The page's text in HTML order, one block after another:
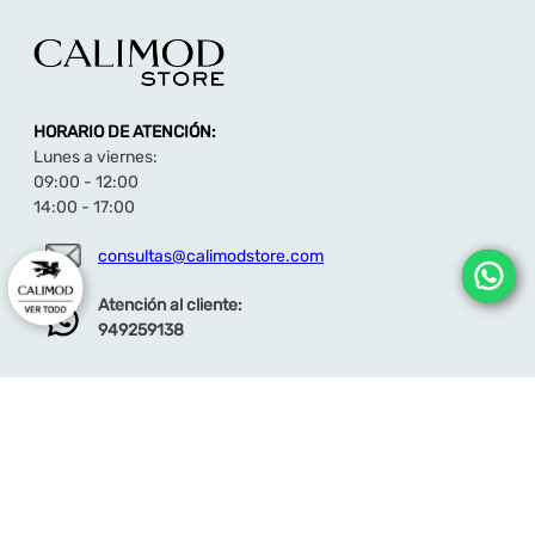
HORARIO DE ATENCIÓN:
Lunes a viernes:
09:00 - 12:00
14:00 - 17:00
consultas@calimodstore.com
Atención al cliente:
949259138